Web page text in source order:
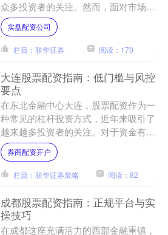
众多投资者的关注。然而，面对市场上
琳琅满目的配资平台，如何选择一家安
全、合规的平台并顺利完成....
实盘配资公司
栏目：联华证券 阅读：170
大连股票配资指南：低门槛与风控
要点
在东北金融中心大连，股票配资作为一
种常见的杠杆投资方式，近年来吸引了
越来越多投资者的关注。对于资金有限
但希望扩大收益的股民而言，配资提供
了以小博大的机会。然而，....
券商配资开户
栏目：联华证券策略 阅读：82
成都股票配资指南：正规平台与实
操技巧
在成都这座充满活力的西部金融重镇，